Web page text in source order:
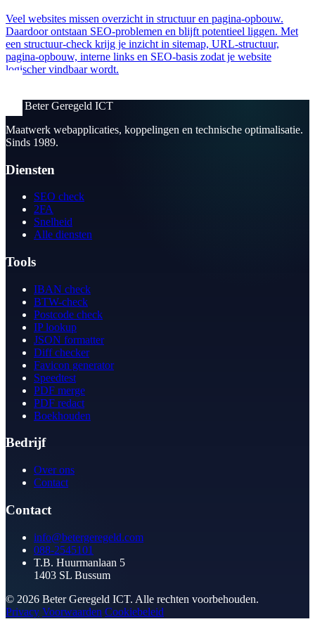
Veel websites missen overzicht in structuur en pagina-opbouw.
Daardoor ontstaan SEO-problemen en blijft potentieel liggen. Met
een structuur-check krijg je inzicht in sitemap, URL-structuur,
pagina-opbouw, interne links en SEO-basis zodat je website
logischer vindbaar wordt.
Beter Geregeld ICT
Maatwerk webapplicaties, koppelingen en technische optimalisatie.
Sinds 1989.
Diensten
SEO check
2FA
Snelheid
Alle diensten
Tools
IBAN check
BTW-check
Postcode check
IP lookup
JSON formatter
Diff checker
Favicon generator
Speedtest
PDF merge
PDF redact
Boekhouden
Bedrijf
Over ons
Contact
Contact
info@betergeregeld.com
088-2545101
T.B. Huurmanlaan 5
1403 SL Bussum
© 2026 Beter Geregeld ICT. Alle rechten voorbehouden.
Privacy Voorwaarden Cookiebeleid